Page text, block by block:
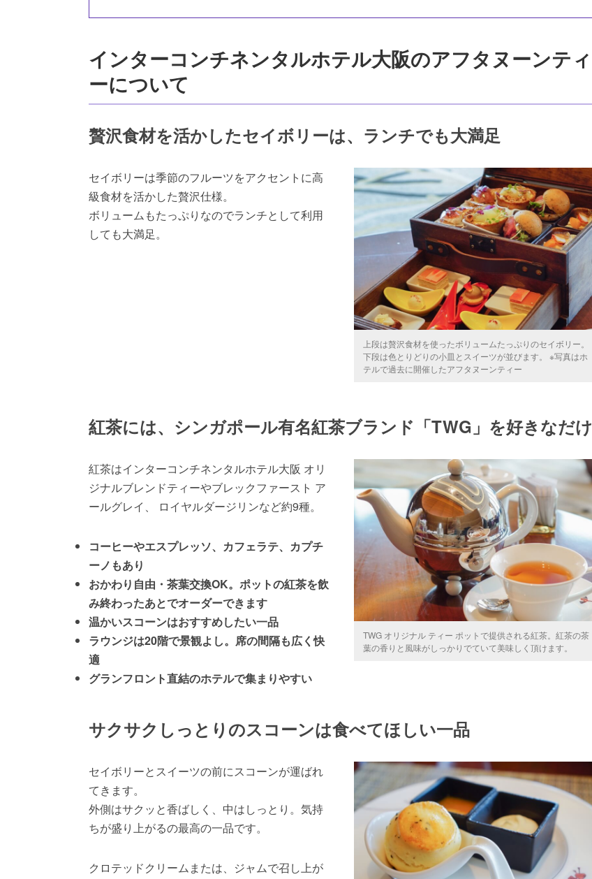
インターコンチネンタルホテル大阪のアフタヌーンティ
ーについて
贅沢食材を活かしたセイボリーは、ランチでも大満足
上段は贅沢食材を使ったボリュームたっぷりのセイボリー。
下段は色とりどりの小皿とスイーツが並びます。 ※写真はホ
テルで過去に開催したアフタヌーンティー
セイボリーは季節のフルーツをアクセントに高
級食材を活かした贅沢仕様。
ボリュームもたっぷりなのでランチとして利用
しても大満足。
紅茶には、シンガポール有名紅茶ブランド「TWG」を好きなだけ
TWG オリジナル ティー ポットで提供される紅茶。紅茶の茶
葉の香りと風味がしっかりでていて美味しく頂けます。
紅茶はインターコンチネンタルホテル大阪 オリ
ジナルブレンドティーやブレックファースト ア
ールグレイ、 ロイヤルダージリンなど約9種。
コーヒーやエスプレッソ、カフェラテ、カプチ
ーノもあり
おかわり自由・茶葉交換OK。ポットの紅茶を飲
み終わったあとでオーダーできます
温かいスコーンはおすすめしたい一品
ラウンジは20階で景観よし。席の間隔も広く快
適
グランフロント直結のホテルで集まりやすい
サクサクしっとりのスコーンは食べてほしい一品
セイボリーとスイーツの前にスコーンが運ばれ
てきます。
外側はサクッと香ばしく、中はしっとり。気持
ちが盛り上がるの最高の一品です。
クロテッドクリームまたは、ジャムで召し上が